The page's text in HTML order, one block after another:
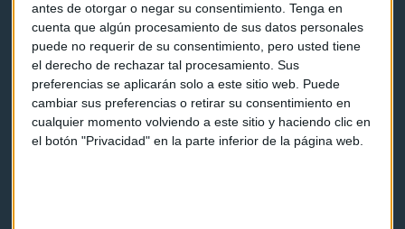
antes de otorgar o negar su consentimiento. Tenga en
cuenta que algún procesamiento de sus datos personales
puede no requerir de su consentimiento, pero usted tiene
el derecho de rechazar tal procesamiento. Sus
preferencias se aplicarán solo a este sitio web. Puede
cambiar sus preferencias o retirar su consentimiento en
cualquier momento volviendo a este sitio y haciendo clic en
el botón "Privacidad" en la parte inferior de la página web.
Programas y podcasts
Contacto & Legal
Contacto
Cómo escucharnos